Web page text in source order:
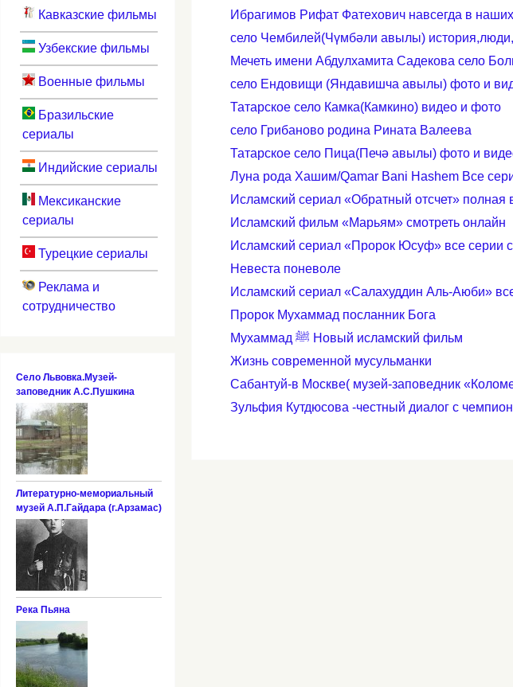
Ибрагимов Рифат Фатехович навсегда в
село Чембилей(Чүмбәли авылы)
Мечеть имени Абдулхамита Садекова село
село Ендовищи (Яндавишча авылы) фото и
Татарское село Камка(Камкино) видео и фото
село Грибаново родина Рината Валеева
Татарское село Пица(Печә авылы) фото и
Луна рода Хашим/Qamar Bani Hashem Все
Исламский сериал «Обратный отсчет» полная
Исламский фильм «Марьям» смотреть онлайн
Исламский сериал «Пророк Юсуф» все серии
Невеста поневоле
Исламский сериал «Салахуддин Аль-Аюби»
Пророк Мухаммад посланник Бога
Мухаммад ﷺ Новый исламский фильм
Жизнь современной мусульманки
Сабантуй-в Москве( музей-заповедник
Зульфия Кутдюсова -честный диалог с
Кавказские фильмы
Узбекские фильмы
Военные фильмы
Бразильские
сериалы
Индийские сериалы
Мексиканские
сериалы
Турецкие сериалы
Реклама и
сотрудничество
Село Львовка.Музей-
заповедник А.С.Пушкина
Литературно-мемориальный
музей А.П.Гайдара (г.Арзамас)
Река Пьяна